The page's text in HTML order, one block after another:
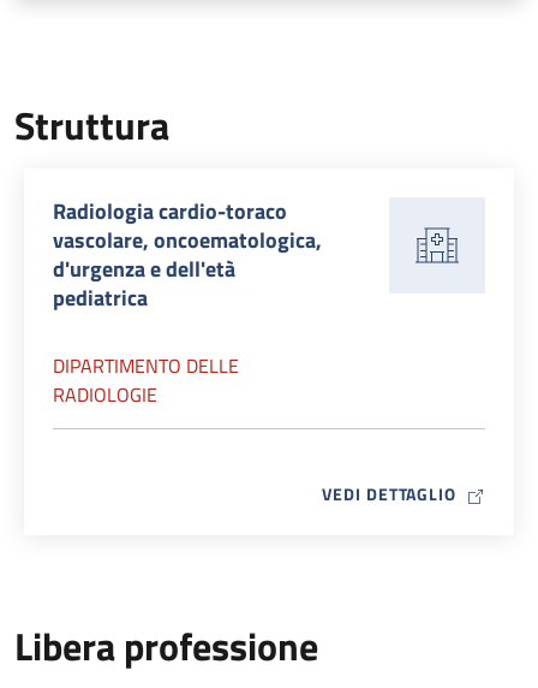
Struttura
Radiologia cardio-toraco
vascolare, oncoematologica,
d'urgenza e dell'età
pediatrica
DIPARTIMENTO DELLE
RADIOLOGIE
VEDI DETTAGLIO MAP ICON
Libera professione